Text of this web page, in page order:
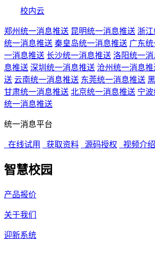
校内云
郑州统一消息推送 昆明统一消息推送 浙
统一消息推送 秦皇岛统一消息推送 广东
一消息推送 长沙统一消息推送 洛阳统一
息推送 深圳统一消息推送 沧州统一消息推
送 云南统一消息推送 东莞统一消息推送
甘肃统一消息推送 北京统一消息推送 宁
统一消息推送
统一消息平台
在线试用 获取资料 源码授权 视频介绍
智慧校园
产品报价
关于我们
迎新系统